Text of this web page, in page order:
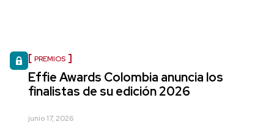
PREMIOS
Effie Awards Colombia anuncia los
finalistas de su edición 2026
junio 17, 2026